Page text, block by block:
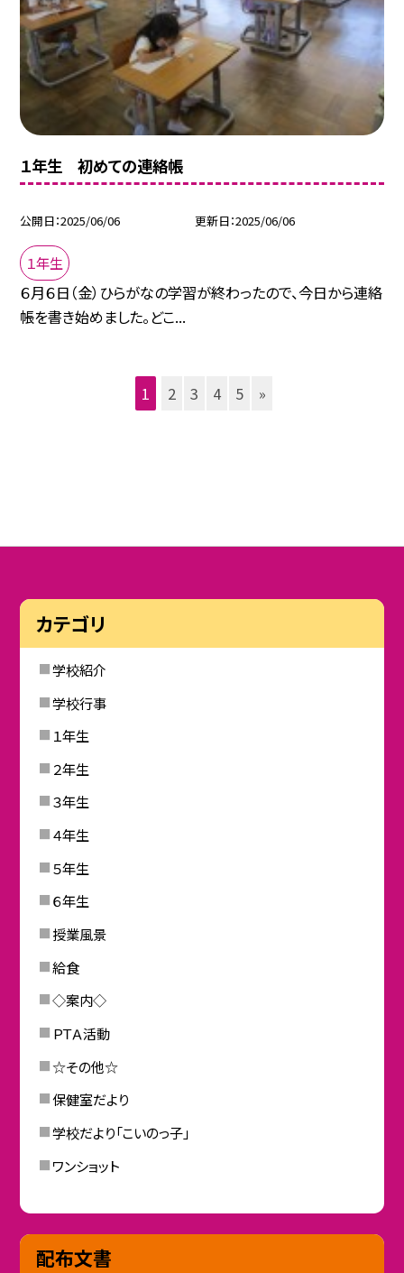
１年生 初めての連絡帳
公開日 2025/06/06 更新日 2025/06/06
１年生
６月６日（金）ひらがなの学習が終わったので、今日から連絡
帳を書き始めました。どこ...
1 2 3 4 5 »
カテゴリ
学校紹介
学校行事
１年生
２年生
３年生
４年生
５年生
６年生
授業風景
給食
◇案内◇
ＰＴＡ活動
☆その他☆
保健室だより
学校だより「こいのっ子」
ワンショット
配布文書